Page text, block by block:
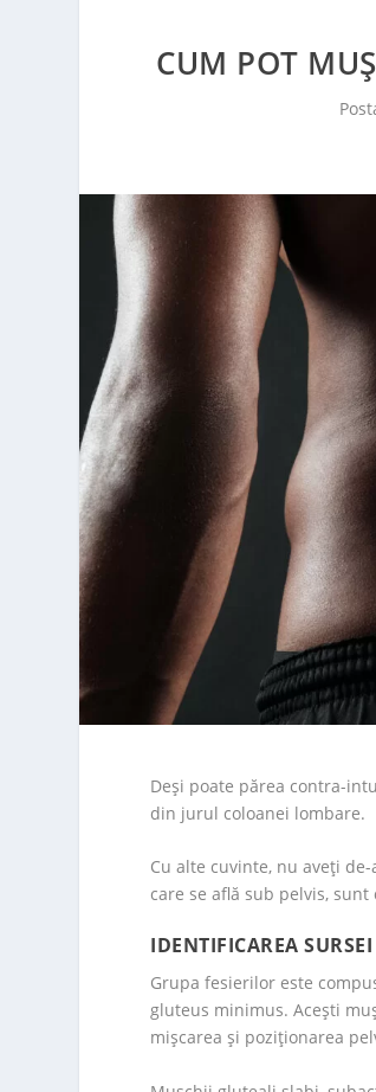
CUM POT
Deși poate părea contra-
din jurul coloanei lombare.
Cu alte cuvinte, nu aveți
care se află sub pelvis,
IDENTIFICAREA
Grupa fesierilor este
gluteus minimus. Acești
mișcarea și poziționarea